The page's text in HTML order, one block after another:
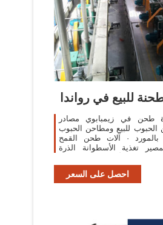
للبيع في رواندا
طحن في زيمبابوي مصادر
للبيع ومطاحن الحبوب
بالمورد · آلات طحن القمح
تغذية الأسطوانة الذرة
احصل على السعر